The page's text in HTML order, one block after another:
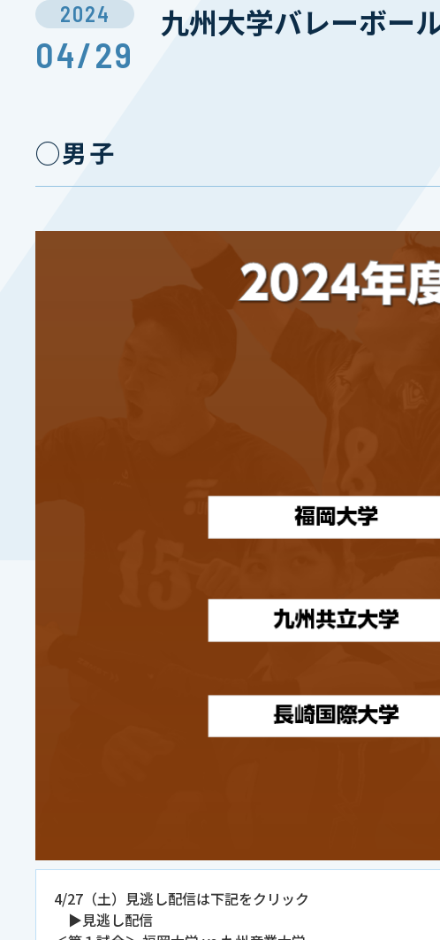
2024
04/29
九州⼤学バレーボー
◯男子
4/27（土）見逃し配信は下記をクリック
▶見逃し配信